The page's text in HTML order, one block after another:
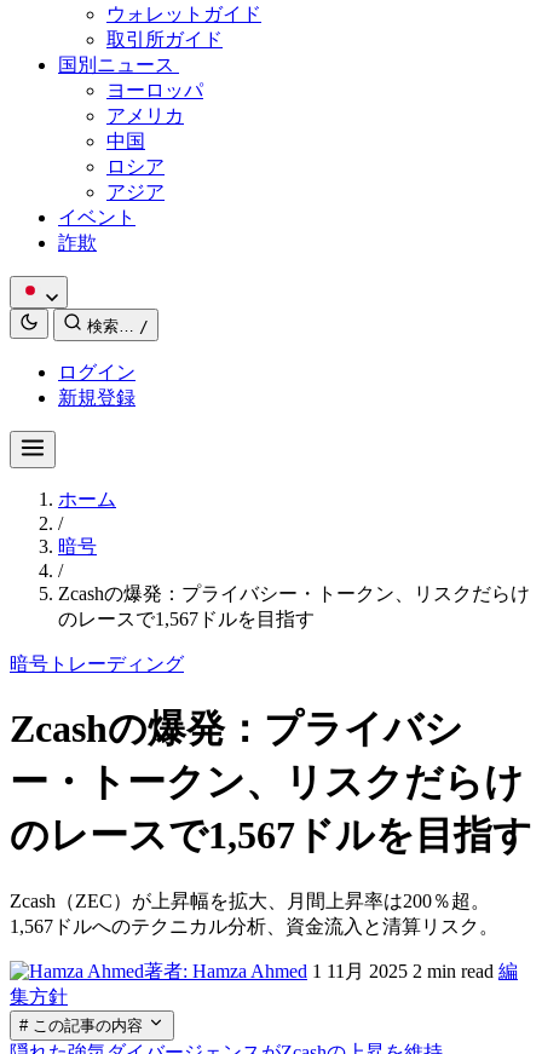
ウォレットガイド
取引所ガイド
国別ニュース
ヨーロッパ
アメリカ
中国
ロシア
アジア
イベント
詐欺
検索… /
ログイン
新規登録
ホーム
/
暗号
/
Zcashの爆発：プライバシー・トークン、リスクだらけ
のレースで1,567ドルを目指す
暗号 トレーディング
Zcashの爆発：プライバシ
ー・トークン、リスクだらけ
のレースで1,567ドルを目指す
Zcash（ZEC）が上昇幅を拡大、月間上昇率は200％超。
1,567ドルへのテクニカル分析、資金流入と清算リスク。
著者: Hamza Ahmed 1 11月 2025 2 min read 編
集方針
# この記事の内容